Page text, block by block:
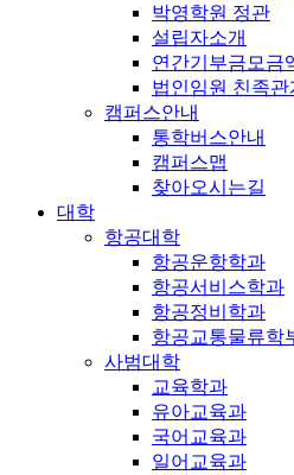
박영학원 정관
설립자소개
연간기부금모금
법인임원 친족
캠퍼스안내
통학버스안내
캠퍼스맵
찾아오시는길
대학
항공대학
항공운항학과
항공서비스학과
항공정비학과
항공교통물류학
사범대학
교육학과
유아교육과
국어교육과
일어교육과